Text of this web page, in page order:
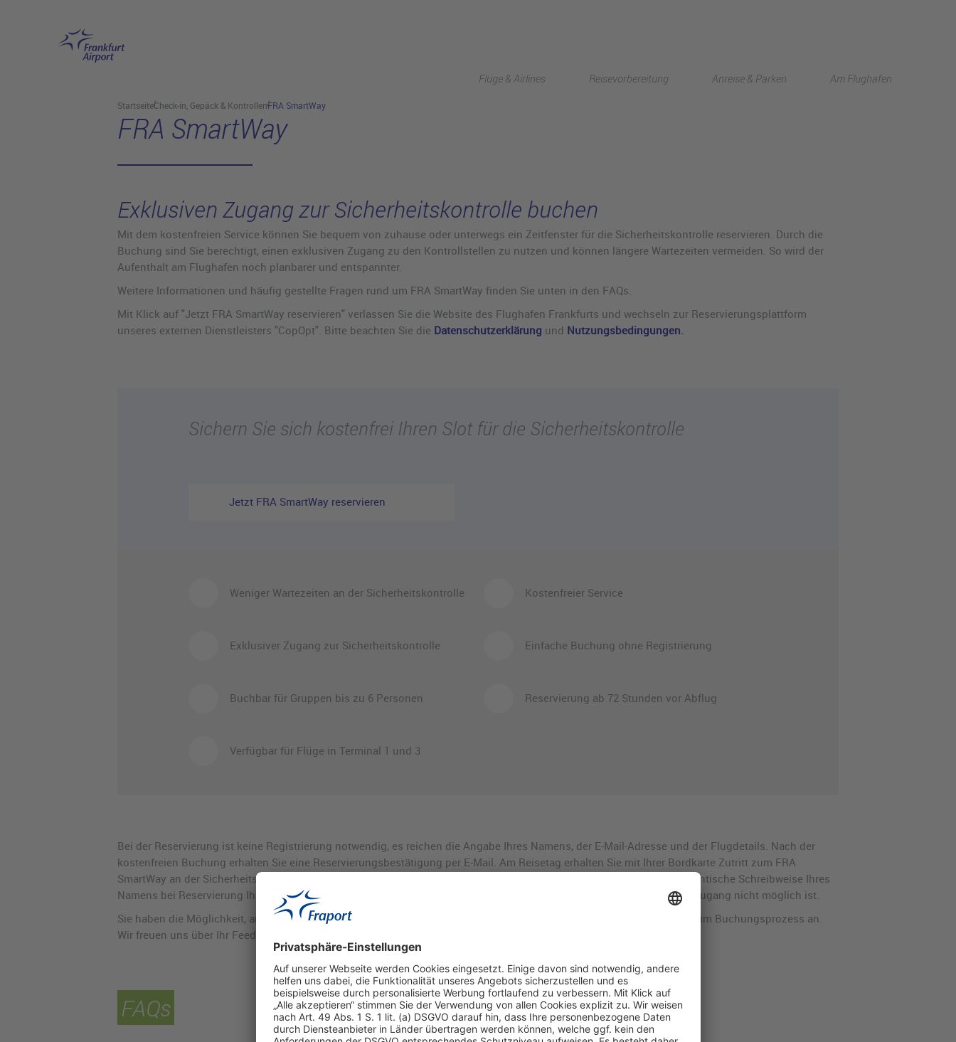
Flüge & Airlines Reisevorbereitung Anreise & Parken Am Flughafen
StartseiteCheck-in, Gepäck & KontrollenFRA SmartWay
FRA SmartWay
Exklusiven Zugang zur Sicherheitskontrolle buchen
Mit dem kostenfreien Service können Sie bequem von zuhause oder unterwegs ein Zeitfenster für die Sicherheitskontrolle reservieren. Durch die
Buchung sind Sie berechtigt, einen exklusiven Zugang zu den Kontrollstellen zu nutzen und können längere Wartezeiten vermeiden. So wird der
Aufenthalt am Flughafen noch planbarer und entspannter.
Weitere Informationen und häufig gestellte Fragen rund um FRA SmartWay finden Sie unten in den FAQs.
Mit Klick auf "Jetzt FRA SmartWay reservieren" verlassen Sie die Website des Flughafen Frankfurts und wechseln zur Reservierungsplattform
unseres externen Dienstleisters "CopOpt". Bitte beachten Sie die Datenschutzerklärung und Nutzungsbedingungen.
Sichern Sie sich kostenfrei Ihren Slot für die Sicherheitskontrolle
Jetzt FRA SmartWay reservieren
Weniger Wartezeiten an der Sicherheitskontrolle Kostenfreier Service
Exklusiver Zugang zur Sicherheitskontrolle Einfache Buchung ohne Registrierung
Buchbar für Gruppen bis zu 6 Personen Reservierung ab 72 Stunden vor Abflug
Verfügbar für Flüge in Terminal 1 und 3
Bei der Reservierung ist keine Registrierung notwendig, es reichen die Angabe Ihres Namens, der E-Mail-Adresse und der Flugdetails. Nach der
kostenfreien Buchung erhalten Sie eine Reservierungsbestätigung per E-Mail. Am Reisetag erhalten Sie mit Ihrer Bordkarte Zutritt zum FRA
SmartWay an der Sicherheitskontrollstelle (es ist kein QR-Code mehr notwendig). Bitte achten Sie unbedingt auf die identische Schreibweise Ihres
Namens bei Reservierung Ihres FRA SmartWay-Slots und Ihrer Flugbuchung, da andernfalls der Zutritt zum separaten Zugang nicht möglich ist.
Sie haben die Möglichkeit, an einer Umfrage teilzunehmen. Bitte geben Sie Ihre Einverständniserklärung zur Teilnahme im Buchungsprozess an.
Wir freuen uns über Ihr Feedback.
FAQs